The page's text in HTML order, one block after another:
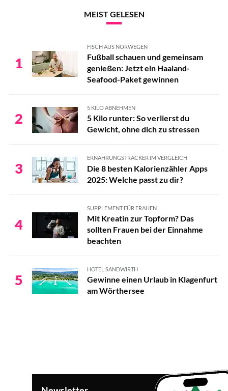
MEIST GELESEN
1
FISCH AUS NORWEGEN
Fußball schauen und gemeinsam
genießen: Jetzt ein Haaland-
Seafood-Paket gewinnen
2
5 KILO ABNEHMEN
5 Kilo runter: So verlierst du
Gewicht, ohne dich zu stressen
3
ERNÄHRUNGSTRACKER IM VERGLEICH
Die 8 besten Kalorienzähler Apps
2025: Welche passt zu dir?
4
SUPPLEMENT FÜR FRAUEN
Mit Kreatin zur Topform? Das
sollten Frauen bei der Einnahme
beachten
5
HOTEL SANDWIRTH
Gewinne einen Urlaub in Klagenfurt
am Wörthersee